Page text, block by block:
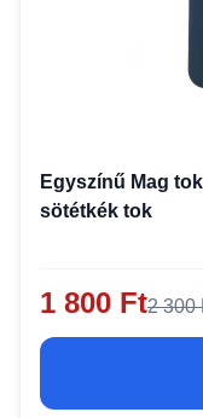
Egyszínű Mag
sötétkék tok
1 800 Ft2 300